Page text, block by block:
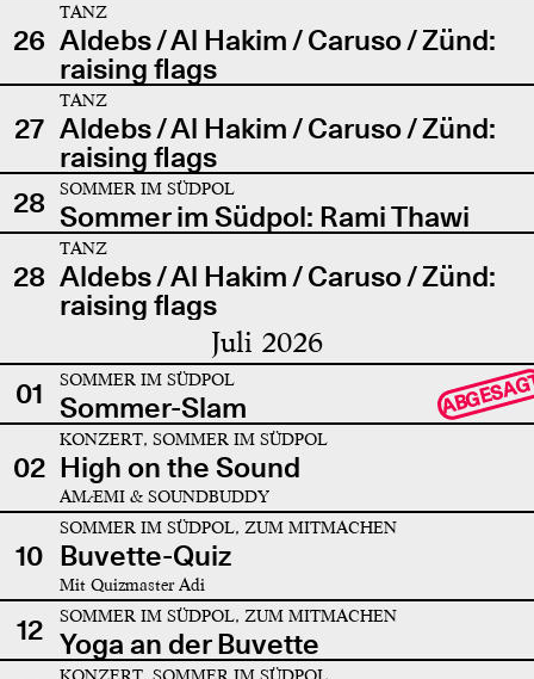
26
TANZ
Aldebs / Al Hakim / Caruso / Zünd:
raising flags
27
TANZ
Aldebs / Al Hakim / Caruso / Zünd:
raising flags
28
SOMMER IM SÜDPOL
Sommer im Südpol: Rami Thawi
28
TANZ
Aldebs / Al Hakim / Caruso / Zünd:
raising flags
Juli 2026
01 SOMMER IM SÜDPOL
Sommer-Slam
02
KONZERT, SOMMER IM SÜDPOL
High on the Sound
AMÆMI & SOUNDBUDDY
10
SOMMER IM SÜDPOL, ZUM MITMACHEN
Buvette-Quiz
Mit Quizmaster Adi
12 SOMMER IM SÜDPOL, ZUM MITMACHEN
Yoga an der Buvette